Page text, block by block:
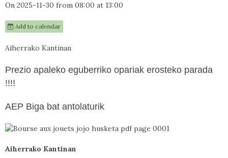
On 2025-11-30 from 08:00 at 13:00
Add to calendar
Aiherrako Kantinan
Prezio apaleko eguberriko opariak erosteko parada
!!!!
AEP Biga bat antolaturik
Aiherrako Kantinan